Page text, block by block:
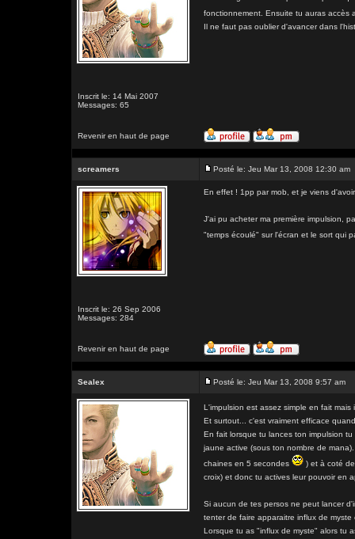
Inscrit le: 14 Mai 2007
Messages: 65
fonctionnement. Ensuite tu auras accès
Il ne faut pas oublier d'avancer dans
Revenir en haut de page
screamers Posté le: Jeu Mar 13, 2008 12:30 am
Inscrit le: 26 Sep 2006
Messages: 284
En effet ! 1pp par mob, et je viens
J'ai pu acheter ma première impulsion,
"temps écoulé" sur l'écran et le sort qui
Revenir en haut de page
Sealex Posté le: Jeu Mar 13, 2008 9:57 am
L'impulsion est assez simple en fait
Et surtout... c'est vraiment efficace
En fait lorsque tu lances ton impulsion
jaune active (sous ton nombre de
chaines en 5 secondes
) et à coté
croix) et donc tu actives leur pouvoir en
Si aucun de tes persos ne peut lancer
tenter de faire apparaitre influx de myste
Lorsque tu as "influx de myste" alors tu